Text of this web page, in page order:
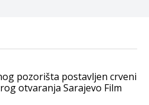
pozorišta postavljen crveni
otvaranja Sarajevo Film